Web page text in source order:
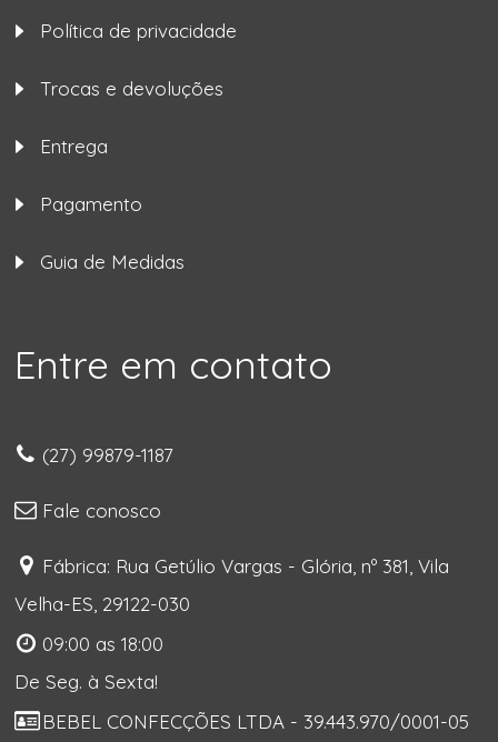
Política de privacidade
Trocas e devoluções
Entrega
Pagamento
Guia de Medidas
Entre em contato
(27) 99879-1187
Fale conosco
Fábrica: Rua Getúlio Vargas - Glória, nº 381, Vila
Velha-ES, 29122-030
09:00 as 18:00
De Seg. à Sexta!
BEBEL CONFECÇÕES LTDA - 39.443.970/0001-05